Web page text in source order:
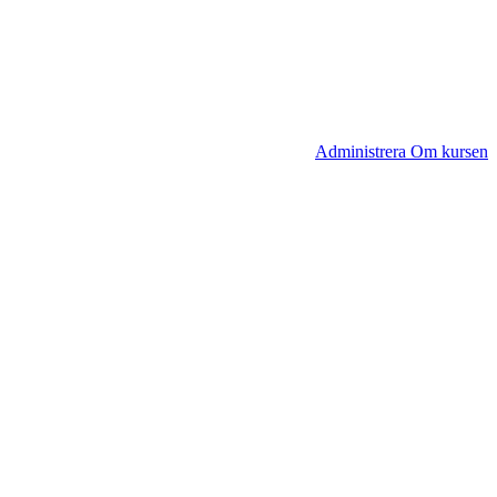
Administrera Om kursen